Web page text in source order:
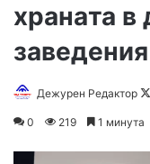
хранaта в
Дежурен Редактор
0 219 1 минута